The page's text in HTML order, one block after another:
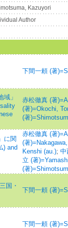
Kazuyori
Author
下間一頼 (著
」
赤松徹真 (著
(著)=Okochi,
(著
に関
) and
赤松徹真 (著
(著
Kenshi (au.); 中
立 (著
(著
国・
下間一頼 (著
下間一頼 (著